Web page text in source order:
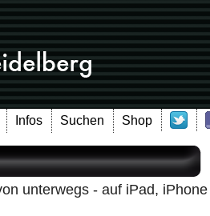
Infos Suchen Shop
unterwegs - auf iPad, iPhone